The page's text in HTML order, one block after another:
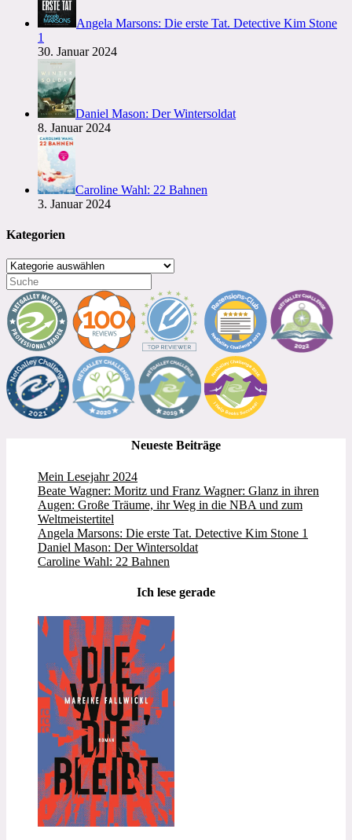
Angela Marsons: Die erste Tat. Detective Kim Stone
1
30. Januar 2024
Daniel Mason: Der Wintersoldat
8. Januar 2024
Caroline Wahl: 22 Bahnen
3. Januar 2024
Kategorien
Kategorien
Neueste Beiträge
Mein Lesejahr 2024
Beate Wagner: Moritz und Franz Wagner: Glanz in ihren
Augen: Große Träume, ihr Weg in die NBA und zum
Weltmeistertitel
Angela Marsons: Die erste Tat. Detective Kim Stone 1
Daniel Mason: Der Wintersoldat
Caroline Wahl: 22 Bahnen
Ich lese gerade